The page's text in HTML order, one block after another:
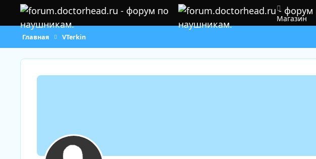
Перейти к содержанию
Магазин
Главная VTerkin